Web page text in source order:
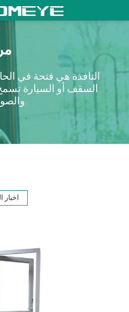
النافذة هي فتحة في
السقف أو السيارة
والصوت و / أو الهواء.
اخبار